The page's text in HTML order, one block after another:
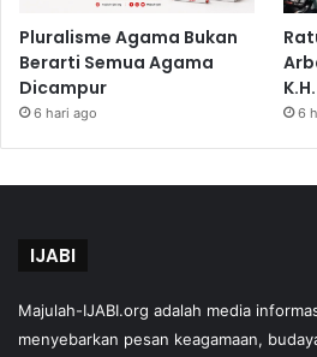
Pluralisme Agama Bukan
Berarti Semua Agama
Dicampur
6 hari ago 6
IJABI
Majulah-IJABI.org adalah media
menyebarkan pesan keagamaan,